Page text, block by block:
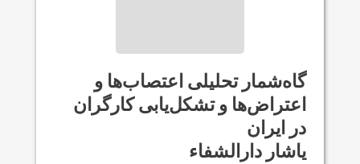
گاه‏‌شمار تحلیلی اعتصاب‏‌ها و
اعتراض‏‌ها و تشکل‏‌یابی کارگران
در ایران
یاشار دارالشفاء